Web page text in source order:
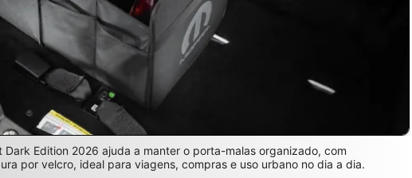
Edition 2026 ajuda a manter o porta-malas organizado, com
por velcro, ideal para viagens, compras e uso urbano no dia a dia.